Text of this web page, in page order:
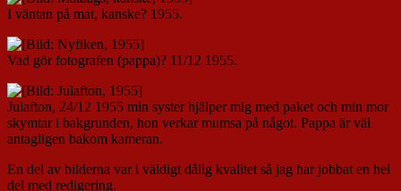
I väntan på mat, kanske? 1955.
Vad gör fotografen (pappa)? 11/12 1955.
Julafton, 24/12 1955 min syster hjälper mig med paket och min mor
skymtar i bakgrunden, hon verkar mumsa på något. Pappa är väl
antagligen bakom kameran.
En del av bilderna var i väldigt dålig kvalitet så jag har jobbat en hel
del med redigering.